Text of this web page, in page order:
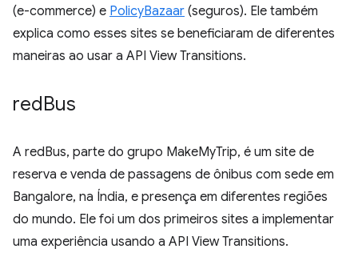
(e-commerce) e PolicyBazaar (seguros). Ele também
explica como esses sites se beneficiaram de diferentes
maneiras ao usar a API View Transitions.
redBus
A redBus, parte do grupo MakeMyTrip, é um site de
reserva e venda de passagens de ônibus com sede em
Bangalore, na Índia, e presença em diferentes regiões
do mundo. Ele foi um dos primeiros sites a implementar
uma experiência usando a API View Transitions.